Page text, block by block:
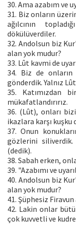
30. Ama azabım ve
31. Biz onların
ağılcının
dökülüverdiler.
32. Andolsun biz
alan yok mudur?
33. Lût kavmi de
34. Biz de
gönderdik. Yalnız
35. Katımızdan
mükafatlandırırız.
36. (Lût), onları
ikazlara karşı kuşku
37. Onun
gözlerini siliverdik.
(dedik).
38. Sabah erken,
39. "Azabımı ve
40. Andolsun biz
alan yok mudur?
41. Şüphesiz
42. Lakin onlar
çok kuvvetli ve